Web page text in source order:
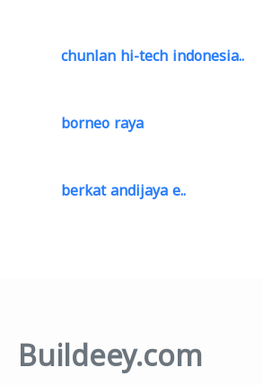
chunlan hi-tech indonesia..
borneo raya
berkat andijaya e..
Buildeey.com